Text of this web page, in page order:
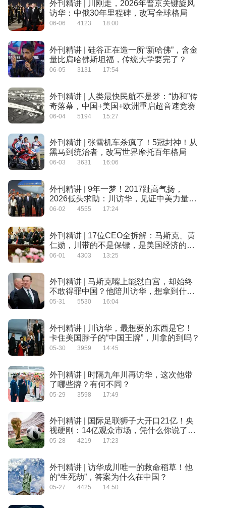
外刊精讲 | 川刚走，2026年普京关键旋风
访华：中俄30年里程碑，改写全球格局
06-06 4123 18:00
外刊精讲 | 硅谷正在造一所“新哈佛”，含金
量比肩哈佛斯坦福，传统大学要完了？
06-05 3131 17:54
外刊精讲 | 人类最快民航不是梦：“协和”传
奇落幕，中国+美国+欧洲重启超音速竞赛
06-04 5194 15:27
外刊精讲 | 张雪机车杀疯了！5冠封神！从
黑马到统治者，改写世界摩托百年格局
06-03 3631 16:06
外刊精讲 | 9年一梦！2017趾高气扬，
2026低头求助：川访华，见证中美力量彻
底反转
06-02 4555 17:24
外刊精讲 | 17位CEO全拆解：马斯克、黄
仁勋，川带的不是保镖，是美国经济的救
命稻草
06-01 4303 13:25
外刊精讲 | 马斯克嘴上能怼白宫，却始终
不敢得罪中国？他陪川访华，想拿到什
么？
05-31 5530 16:04
外刊精讲 | 川访华，最想要的东西是它！
卡住美国脖子的“中国王牌”，川拿的到吗？
05-30 3959 14:45
外刊精讲 | 时隔九年川再访华，这次他带
了哪些牌？有何不同？
05-29 3598 17:49
外刊精讲 | 国际足联狮子大开口21亿！央
视硬刚：14亿观众市场，凭什么你说了
算？
05-28 4219 17:23
外刊精讲 | 访华成川唯一的救命稻草！他
的“生死劫”，答案为什么在中国？
05-27 4425 14:50